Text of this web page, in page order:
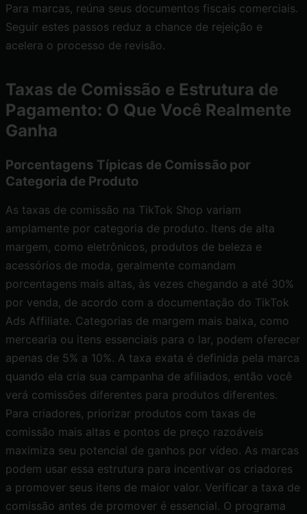
Para marcas, reúna seus documentos fiscais comerciais.
Seguir estes passos reduz a chance de rejeição e
acelera o processo de revisão.
Taxas de Comissão e Estrutura de
Pagamento: O Que Você Realmente
Ganha
Porcentagens Típicas de Comissão por
Categoria de Produto
As taxas de comissão na TikTok Shop variam
amplamente por categoria de produto. Itens de alta
margem, como eletrônicos, produtos de beleza e
acessórios de moda, geralmente comandam
porcentagens mais altas, às vezes chegando a até 30%
por venda, de acordo com a documentação do TikTok
Ads Affiliate. Categorias de margem mais baixa, como
mercearia ou itens essenciais para o lar, podem oferecer
apenas de 5% a 10%. A taxa exata é definida pela marca
quando ela cria sua campanha de afiliados, então você
verá comissões diferentes para produtos diferentes.
Para criadores, priorizar produtos com taxas de
comissão mais altas e pontos de preço razoáveis
maximiza seu potencial de ganhos por vídeo. As marcas
podem usar essa estrutura para incentivar os criadores
a promover seus itens de maior valor. Verificar a taxa de
comissão antes de promover é essencial. O programa